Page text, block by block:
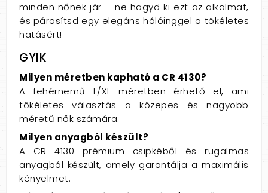
minden nőnek jár – ne hagyd ki ezt az alkalmat,
és párosítsd egy elegáns hálóinggel a tökéletes
hatásért!
GYIK
Milyen méretben kapható a CR 4130?
A fehérnemű L/XL méretben érhető el, ami
tökéletes választás a közepes és nagyobb
méretű nők számára.
Milyen anyagból készült?
A CR 4130 prémium csipkéből és rugalmas
anyagból készült, amely garantálja a maximális
kényelmet.